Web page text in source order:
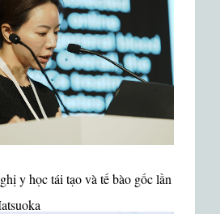
y học tái tạo và tế bào gốc lần